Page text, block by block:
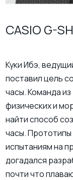
CASIO G-
Куки Ибэ,
поставил цель
часы. Команда
физических и
найти способ
часы.
испытаниям на
догадался
почти что